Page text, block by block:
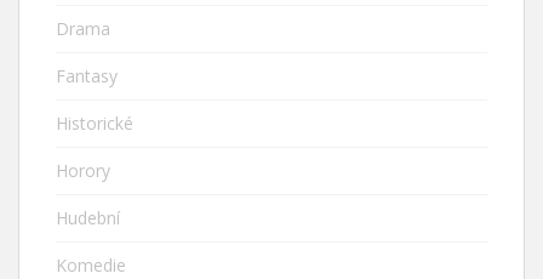
Drama
Fantasy
Historické
Horory
Hudební
Komedie